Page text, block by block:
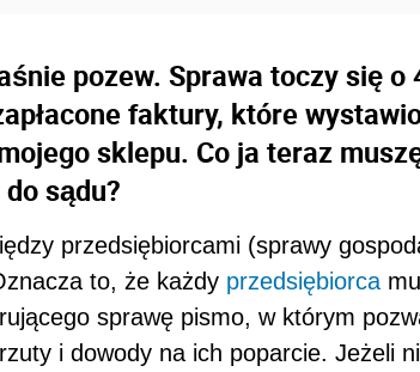
pozew. Sprawa toczy się o
faktury, które
sklepu. Co ja teraz
sądu?
przedsiębiorcami (sprawy
to, że każdy przedsiębiorca
sprawę pismo, w którym
i dowody na ich poparcie. Jeżeli